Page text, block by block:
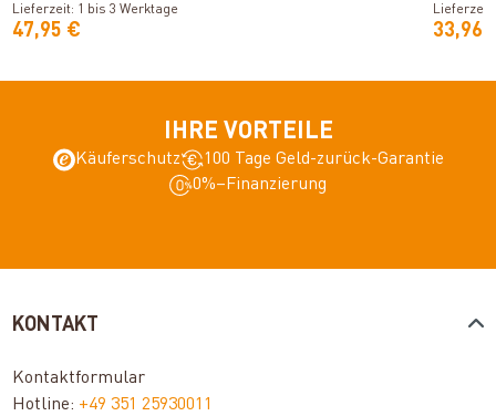
Lieferzeit: 1 bis 3 Werktage
47,95 € 33,96
IHRE VORTEILE
Käuferschutz
100 Tage Geld-zurück-Garantie
0%–Finanzierung
KONTAKT
Kontaktformular
Hotline: +49 351 25930011